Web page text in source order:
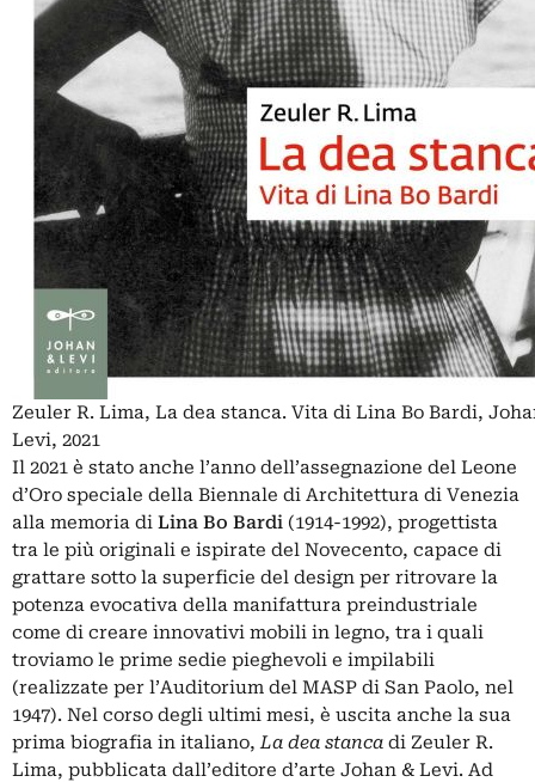
Zeuler R. Lima, La dea stanca. Vita di Lina Bo Bardi,
Levi, 2021
Il 2021 è stato anche l’anno dell’assegnazione del Leone
d’Oro speciale della Biennale di Architettura di Venezia
alla memoria di Lina Bo Bardi (1914-1992), progettista
tra le più originali e ispirate del Novecento, capace di
grattare sotto la superficie del design per ritrovare la
potenza evocativa della manifattura preindustriale
come di creare innovativi mobili in legno, tra i quali
troviamo le prime sedie pieghevoli e impilabili
(realizzate per l’Auditorium del MASP di San Paolo, nel
1947). Nel corso degli ultimi mesi, è uscita anche la sua
prima biografia in italiano,La dea stanca di Zeuler R.
Lima, pubblicata dall’editore d’arte Johan & Levi. Ad